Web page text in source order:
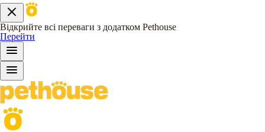
Відкрийте всі переваги з додатком Pethouse
Перейти